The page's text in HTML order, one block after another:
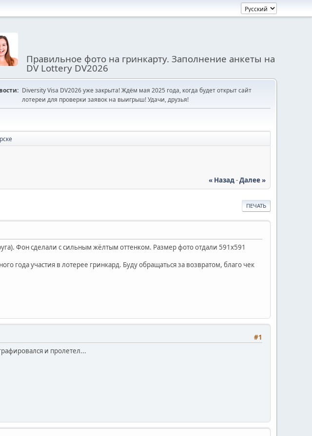
Правильное фото на гринкарту. Заполнение анкеты на
DV Lottery DV2026
Diversity Visa DV2026 уже закрыта! Ждём мая 2025 года, когда будет открыт сайт
лотереи для проверки заявок на выигрыш! Удачи, друзья!
« Назад-Далее »
ПЕЧАТЬ
Фон сделали с сильным жёлтым оттенком. Размер фото отдали 591х591
года участия в лотерее гринкард. Буду обращаться за возвратом, благо чек
#1
и пролетел...